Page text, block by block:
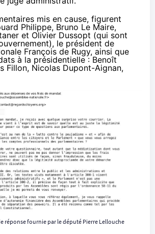
mis en cause, figurent
Philippe, Bruno Le Maire,
et Olivier Dussopt (qui sont
le président de
François de Rugy, ainsi que
à la présidentielle : Benoît
Fillon, Nicolas Dupont-Aignan,
réponse fournie par le député Pierre Lellouche